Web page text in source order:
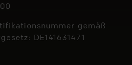
gemäß
DE141631471